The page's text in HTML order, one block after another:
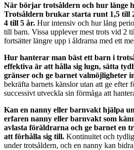
När börjar trotsåldern och hur länge
Trotsåldern brukar starta runt 1,5 till
4 till 5 år. Hur intensiv och hur lång
till barn. Vissa upplever mest trots vid 2
fortsätter längre upp i åldrarna med ett
Hur hanterar man bäst ett barn i
effektiva är att hålla sig lugn, sätta
gränser och ge barnet valmöjligheter
bekräfta barnets känslor utan att ge efter
successivt utveckla sin förmåga att
Kan en nanny eller barnvakt hjälpa
erfaren nanny eller barnvakt som
avlasta föräldrarna och ge barnet en
att förhålla sig till. Kontinuitet och
under trotsåldern, och en nanny kan